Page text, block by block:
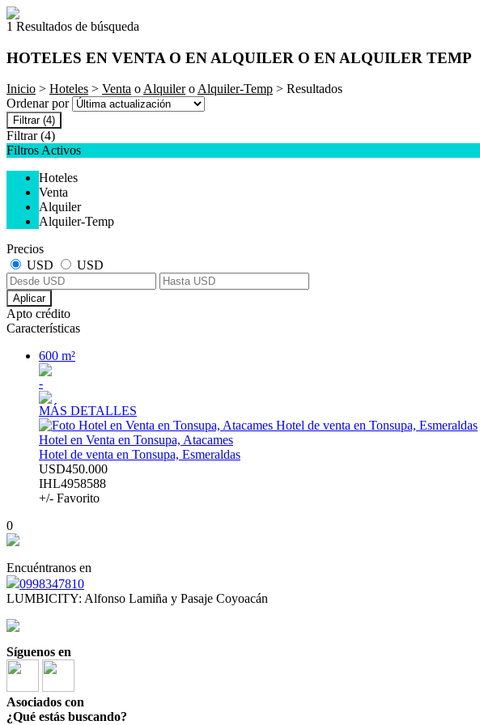
1 Resultados de búsqueda
HOTELES EN VENTA O EN ALQUILER O EN ALQUILER TEMP
Inicio > Hoteles > Venta oAlquileroAlquiler-Temp > Resultados
Ordenar por
Filtrar (4)
Filtrar (4)
Filtros Activos
Hoteles
Venta
Alquiler
Alquiler-Temp
Precios
USD
USD
Aplicar
Apto crédito
Características
600 m²
-
MÁS DETALLES
Hotel en Venta en Tonsupa, Atacames
Hotel de venta en Tonsupa, Esmeraldas
USD450.000
IHL4958588
+/- Favorito
0
Encuéntranos en
0998347810
LUMBICITY: Alfonso Lamiña y Pasaje Coyoacán
Síguenos en
Asociados con
¿Qué estás buscando?